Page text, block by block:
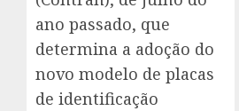
ano passado, que
determina a adoção do
novo modelo de placas
de identificação